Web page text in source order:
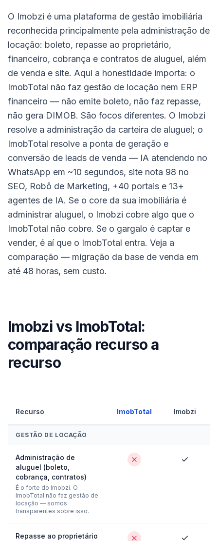
O Imobzi é uma plataforma de gestão imobiliária
reconhecida principalmente pela administração de
locação: boleto, repasse ao proprietário,
financeiro, cobrança e contratos de aluguel, além
de venda e site. Aqui a honestidade importa: o
ImobTotal não faz gestão de locação nem ERP
financeiro — não emite boleto, não faz repasse,
não gera DIMOB. São focos diferentes. O Imobzi
resolve a administração da carteira de aluguel; o
ImobTotal resolve a ponta de geração e
conversão de leads de venda — IA atendendo no
WhatsApp em ~10 segundos, site nota 98 no
SEO, Robô de Marketing, +40 portais e 13+
agentes de IA. Se o core da sua imobiliária é
administrar aluguel, o Imobzi cobre algo que o
ImobTotal não cobre. Se o gargalo é captar e
vender, é aí que o ImobTotal entra. Veja a
comparação — migração da base de venda em
até 48 horas, sem custo.
Imobzivs ImobTotal:
comparação recurso a
recurso
Recurso ImobTotal Imobzi
GESTÃO DE LOCAÇÃO
Administração de
aluguel (boleto,
cobrança, contratos)
É o forte do Imobzi. O
ImobTotal não faz gestão de
locação — somos
transparentes sobre isso.
Repasse ao proprietário